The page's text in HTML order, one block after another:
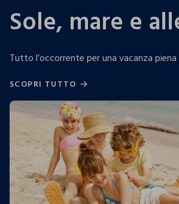
Sole, mare e
Tutto l’occorrente per una vacanza piena
SCOPRI TUTTO
SCOPRI TUTTO